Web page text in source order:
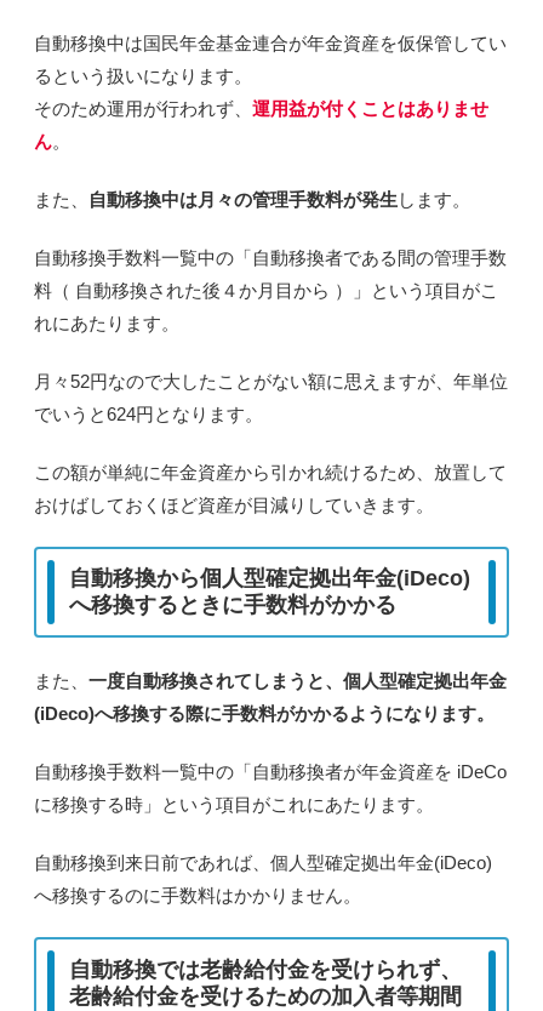
自動移換中は国民年金基金連合が年金資産を仮保管 してい
るという扱いになります。
そのため運用が行われず、運用益が付くことはありませ
ん。
また、 自動移換中は月々の管理手数料が発生 します。
自動移換手数料一覧中の「自動移換者である間の管理手数
料（ 自動移換された後４か月目から ）」という項目がこ
れにあたります。
月々52円なので大したことがない額に思えますが、年単位
でいうと624円となります。
この額が単純に年金資産から引かれ続けるため、放置して
おけばしておくほど資産が目減りしていきます。
自動移換から個人型確定拠出年金(iDeco)
へ移換するときに手数料がかかる
また、一度自動移換されてしまうと、個人型確定拠出年金
(iDeco)へ移換する際に手数料がかかるようになります。
自動移換手数料一覧中の「自動移換者が年金資産を iDeCo
に移換する時」という項目がこれにあたります。
自動移換到来日前であれば、個人型確定拠出年金(iDeco)
へ移換するのに手数料はかかりません。
自動移換では老齢給付金を受けられず、
老齢給付金を受けるための加入者等期間